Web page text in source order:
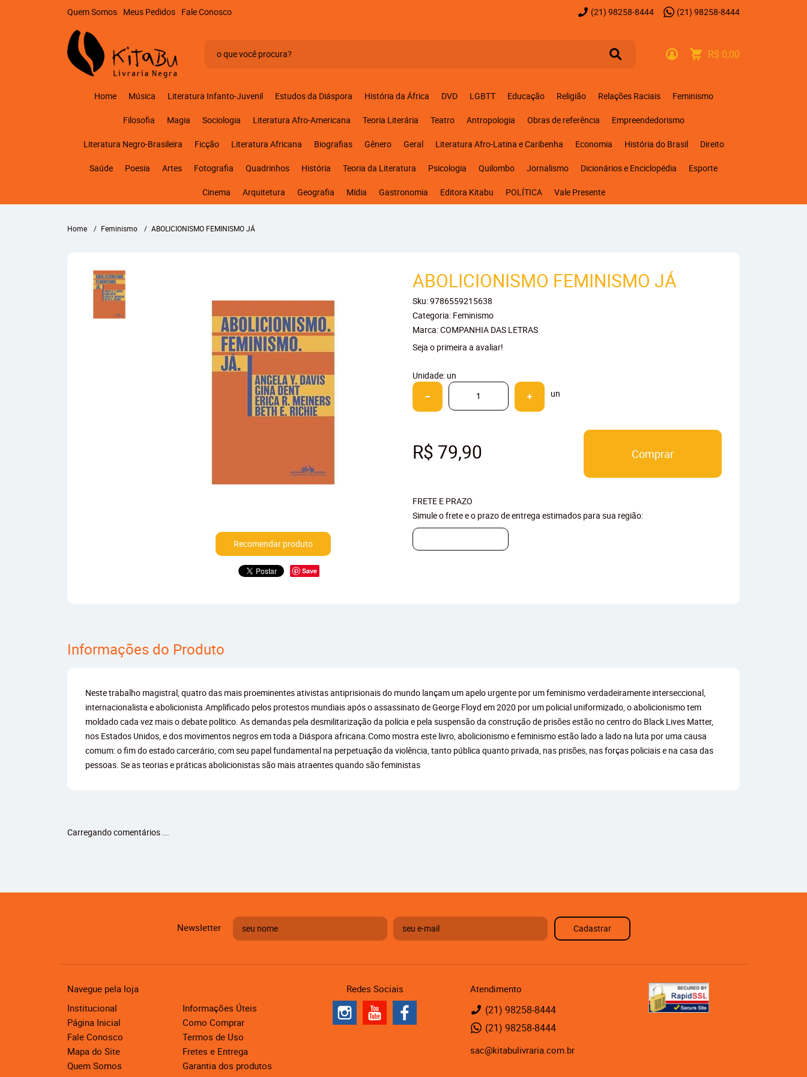
Quem Somos Meus Pedidos Fale Conosco (21) 98258-8444 (21) 98258-8444
R$ 0,00
Home Música Literatura Infanto-Juvenil Estudos da Diáspora História da África DVD LGBTT Educação Religião Relações Raciais Feminismo
Filosofia Magia Sociologia Literatura Afro-Americana Teoria Literária Teatro Antropologia Obras de referência Empreendedorismo
Literatura Negro-Brasileira Ficção Literatura Africana Biografias Gênero Geral Literatura Afro-Latina e Caribenha Economia História do Brasil Direito
Saúde Poesia Artes Fotografia Quadrinhos História Teoria da Literatura Psicologia Quilombo Jornalismo Dicionários e Enciclopédia Esporte
Cinema Arquitetura Geografia Mídia Gastronomia Editora Kitabu POLÍTICA Vale Presente
Home Feminismo ABOLICIONISMO FEMINISMO JÁ
Recomendar produto
Save
ABOLICIONISMO FEMINISMO JÁ
Sku:9786559215638
Categoria: Feminismo
Marca:COMPANHIA DAS LETRAS
Seja o primeira a avaliar!
Unidade: un
un
R$ 79,90 Comprar
FRETE E PRAZO
Simule o frete e o prazo de entrega estimados para sua região:
Informações do Produto
Neste trabalho magistral, quatro das mais proeminentes ativistas antiprisionais do mundo lançam um apelo urgente por um feminismo verdadeiramente interseccional,
internacionalista e abolicionista.Amplificado pelos protestos mundiais após o assassinato de George Floyd em 2020 por um policial uniformizado, o abolicionismo tem
moldado cada vez mais o debate político. As demandas pela desmilitarização da polícia e pela suspensão da construção de prisões estão no centro do Black Lives Matter,
nos Estados Unidos, e dos movimentos negros em toda a Diáspora africana.Como mostra este livro, abolicionismo e feminismo estão lado a lado na luta por uma causa
comum: o fim do estado carcerário, com seu papel fundamental na perpetuação da violência, tanto pública quanto privada, nas prisões, nas forças policiais e na casa das
pessoas. Se as teorias e práticas abolicionistas são mais atraentes quando são feministas
Carregando comentários ...
Newsletter Cadastrar
Navegue pela loja
Institucional
Página Inicial
Fale Conosco
Mapa do Site
Quem Somos
Informações Úteis
Como Comprar
Termos de Uso
Fretes e Entrega
Garantia dos produtos
Redes Sociais Atendimento
(21) 98258-8444
(21) 98258-8444
sac@kitabulivraria.com.br